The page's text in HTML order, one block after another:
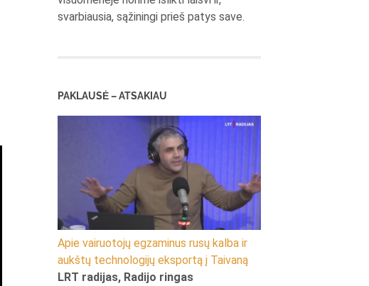
svarbiausia, sąžiningi prieš patys save.
PAKLAUSĖ – ATSAKIAU
Apie vairuotojų egzaminus rusų kalba ir
aukštų technologijų eksportą į Taivaną
LRT radijas, Radijo ringas